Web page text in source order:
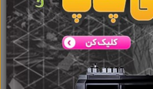
گروه ثبت نشدهاست